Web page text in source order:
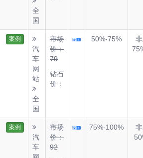
全
国
案例
汽
车
网
站
全
国
市场
价：
79
钻石
价：
50%-75%
案例
汽
车
市场
价：
92
75%-100%